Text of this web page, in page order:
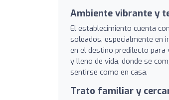
Ambiente vibrante y
El establecimiento cuenta
soleados, especialmente en
en el destino predilecto para
y lleno de vida, donde se
sentirse como en casa.
Trato familiar y